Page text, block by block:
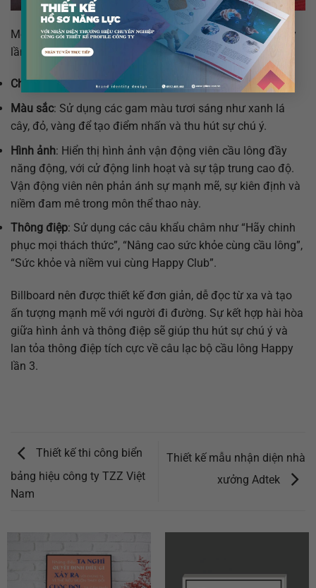
Mô tả về thiết kế Billboard cho câu lạc bộ cầu lông Happy
lần 3:
Chủ đề: Cầu lông – Sự năng động và sức khỏe.
Màu sắc: Sử dụng các gam màu tươi sáng như xanh lá
cây, đỏ, vàng để tạo điểm nhấn và thu hút sự chú ý.
Hình ảnh: Hiển thị hình ảnh vận động viên cầu lông đầy
năng động, với cử động linh hoạt và sự tập trung cao độ.
Vận động viên nên phản ánh sự mạnh mẽ, sự kiên định và
niềm đam mê trong môn thể thao này.
Thông điệp: Sử dụng các câu khẩu châm như “Hãy chinh
phục mọi thách thức”, “Nâng cao sức khỏe cùng cầu lông”,
“Sức khỏe và niềm vui cùng Happy Club”.
Billboard nên được thiết kế đơn giản, dễ đọc từ xa và tạo
ấn tượng mạnh mẽ với người đi đường. Sự kết hợp hài hòa
giữa hình ảnh và thông điệp sẽ giúp thu hút sự chú ý và
lan tỏa thông điệp tích cực về câu lạc bộ cầu lông Happy
lần 3.
Thiết kế thi công biển
bảng hiệu công ty TZZ Việt
Nam
Thiết kế mẫu nhận diện nhà
xưởng Adtek